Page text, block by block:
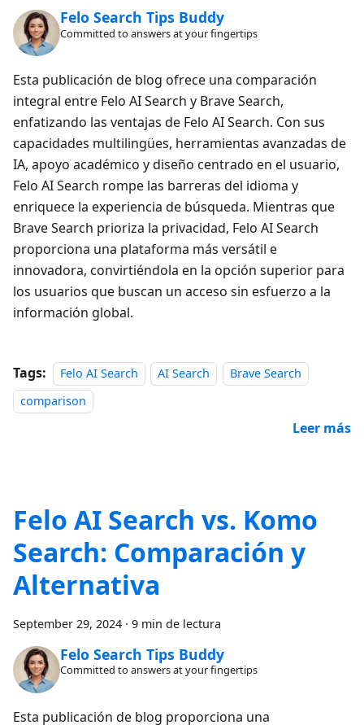
Felo Search Tips Buddy
Committed to answers at your fingertips
Esta publicación de blog ofrece una comparación
integral entre Felo AI Search y Brave Search,
enfatizando las ventajas de Felo AI Search. Con sus
capacidades multilingües, herramientas avanzadas de
IA, apoyo académico y diseño centrado en el usuario,
Felo AI Search rompe las barreras del idioma y
enriquece la experiencia de búsqueda. Mientras que
Brave Search prioriza la privacidad, Felo AI Search
proporciona una plataforma más versátil e
innovadora, convirtiéndola en la opción superior para
los usuarios que buscan un acceso sin esfuerzo a la
información global.
Tags: Felo AI Search AI Search
Brave Search
comparison
Leer más
Felo AI Search vs. Komo
Search: Comparación y
Alternativa
September 29, 2024 · 9 min de lectura
Felo Search Tips Buddy
Committed to answers at your fingertips
Esta publicación de blog proporciona una